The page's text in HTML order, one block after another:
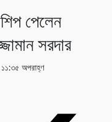
পেলেন
সরদার
অপরাহ্ণ